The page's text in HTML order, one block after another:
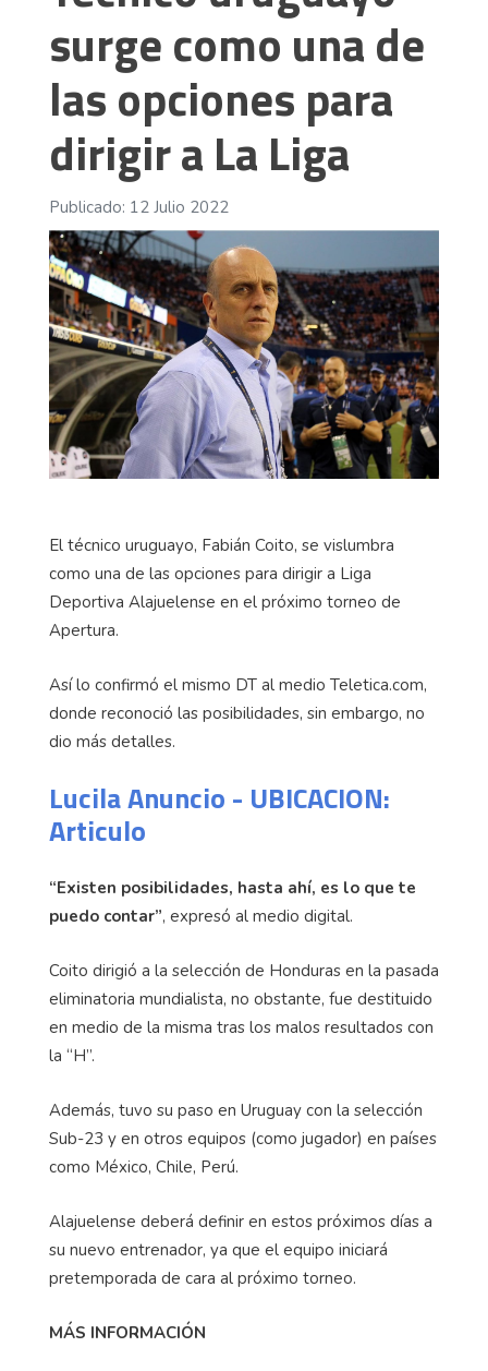
surge como una de
las opciones para
dirigir a La Liga
Publicado: 12 Julio 2022
El técnico uruguayo, Fabián Coito, se vislumbra
como una de las opciones para dirigir a Liga
Deportiva Alajuelense en el próximo torneo de
Apertura.
Así lo confirmó el mismo DT al medio Teletica.com,
donde reconoció las posibilidades, sin embargo, no
dio más detalles.
Lucila Anuncio - UBICACION:
Articulo
“Existen posibilidades, hasta ahí, es lo que te
puedo contar”, expresó al medio digital.
Coito dirigió a la selección de Honduras en la pasada
eliminatoria mundialista, no obstante, fue destituido
en medio de la misma tras los malos resultados con
la “H”.
Además, tuvo su paso en Uruguay con la selección
Sub-23 y en otros equipos (como jugador) en países
como México, Chile, Perú.
Alajuelense deberá definir en estos próximos días a
su nuevo entrenador, ya que el equipo iniciará
pretemporada de cara al próximo torneo.
MÁS INFORMACIÓN